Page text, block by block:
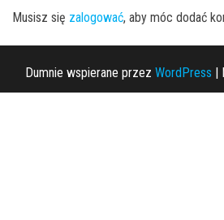
Musisz się zalogować, aby móc dodać
Dumnie wspierane przez WordPress |